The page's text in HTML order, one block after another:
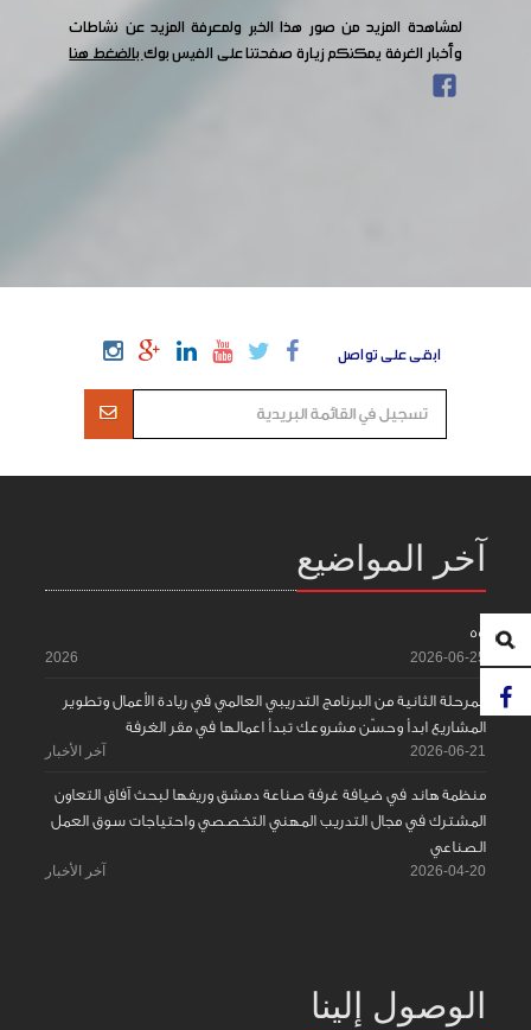
لمشاهدة المزيد من صور هذا الخبر ولمعرفة المزيد عن نشاطات
وأخبار الغرفة يمكنكم زيارة صفحتنا على الفيس بوكبالضغط هنا
ابقى على تواصل
آخر المواضيع
55
2026-06-25
2026
المرحلة الثانية من البرنامج التدريبي العالمي في ريادة الأعمال وتطوير
المشاريع ابدأ وحسّن مشروعك تبدأ اعمالها في مقر الغرفة
2026-06-21 آخر الأخبار
منظمة هاند في ضيافة غرفة صناعة دمشق وريفها لبحث آفاق التعاون
المشترك في مجال التدريب المهني التخصصي واحتياجات سوق العمل
الصناعي
2026-04-20 آخر الأخبار
الوصول إلينا